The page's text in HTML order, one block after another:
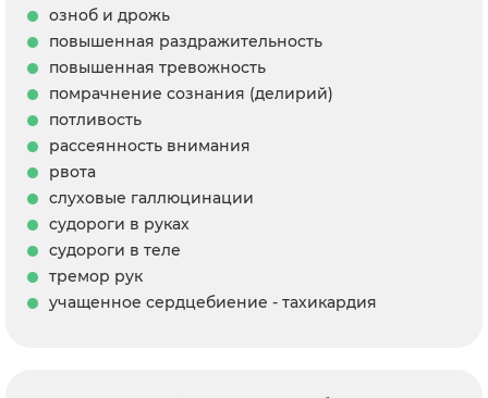
озноб и дрожь
повышенная раздражительность
повышенная тревожность
помрачнение сознания (делирий)
потливость
рассеянность внимания
рвота
слуховые галлюцинации
судороги в руках
судороги в теле
тремор рук
учащенное сердцебиение - тахикардия